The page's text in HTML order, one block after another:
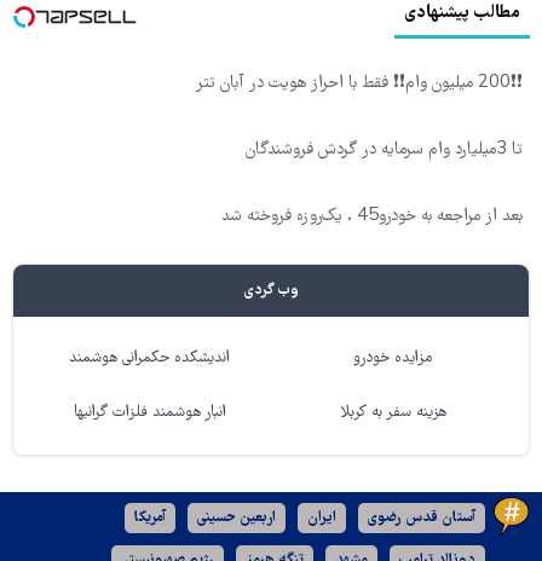
مطالب پیشنهادی
❗❗200 میلیون وام❗❗ فقط با احراز هویت در آبان تتر
تا 3میلیارد وام سرمایه در گردش فروشندگان
بعد از مراجعه به خودرو45 ، یک‌روزه فروخته شد
وب گردی
مزایده خودرو اندیشکده حکمرانی هوشمند
هزینه سفر به کربلا انبار هوشمند فلزات گرانبها
آستان قدس رضوی ایران اربعین حسینی آمریکا